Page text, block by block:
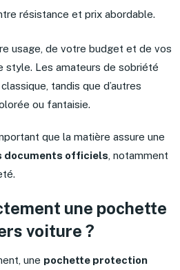
résistance et prix abordable.
usage, de votre budget et de vos
style. Les amateurs de sobriété
tandis que d’autres
ou fantaisie.
que la matière assure une
documents officiels , notamment
une pochette
voiture ?
une pochette protection